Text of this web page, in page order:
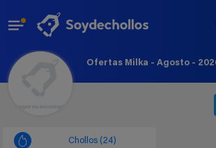
Ofertas Milka - Agosto -
Chollos (24)